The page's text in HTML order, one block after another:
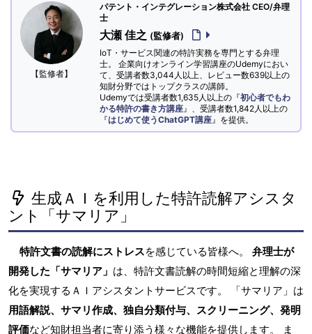
【監修者】
パテント・インテグレーション株式会社 CEO/弁理
士
大瀬 佳之 (監修者)
IoT・サービス関連の特許実務を専門とする弁理
士。 企業向けオンライン学習講座のUdemyにおい
て、受講者数3,044人以上、レビュー数639以上の
知財分野ではトップクラスの講師。
Udemyでは受講者数1,635人以上の『初心者でもわ
かる特許の書き方講座 』、受講者数1,842人以上の
『はじめて使うChatGPT講座 』を提供。
生成ＡＩを利用した特許読解アシスタ
ント「サマリア」
特許文書の読解にストレスを感じている皆様へ。 弁理士が
開発した「サマリア」 は、特許文書読解の時間短縮と理解の深
化を実現するＡＩアシスタントサービスです。 「サマリア」は
用語解説、サマリ作成、独自分類付与、スクリーニング、発明
評価など知財担当者に寄り添う様々な機能を提供します。 ま